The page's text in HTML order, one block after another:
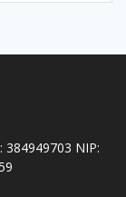
384949703 NIP: